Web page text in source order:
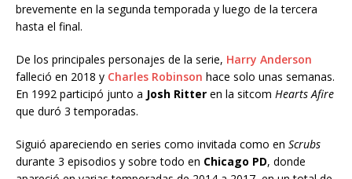
brevemente en la segunda temporada y luego de la tercera
hasta el final.
De los principales personajes de la serie, Harry Anderson
falleció en 2018 y Charles Robinson hace solo unas semanas.
En 1992 participó junto a Josh Ritter en la sitcom Hearts Afire
que duró 3 temporadas.
Siguió apareciendo en series como invitada como en Scrubs
durante 3 episodios y sobre todo en Chicago PD, donde